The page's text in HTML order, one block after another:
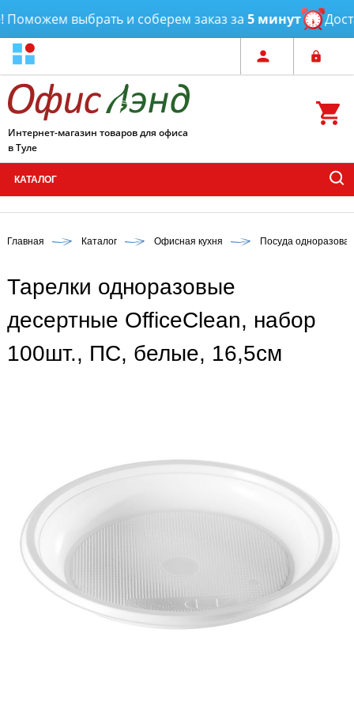
выбрать и соберем заказ за5 минут
Интернет-магазин товаров для офиса
в Туле
КАТАЛОГ
Главная Каталог Офисная кухня Посуда одноразовая
Тарелки одноразовые
десертные OfficeClean, набор
100шт., ПС, белые, 16,5см